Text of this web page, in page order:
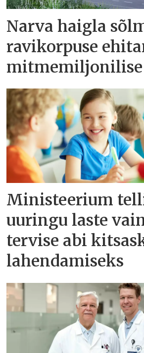
Narva haigla
ravikorpuse
Ministeerium
uuringu laste
tervise abi
lahendamiseks